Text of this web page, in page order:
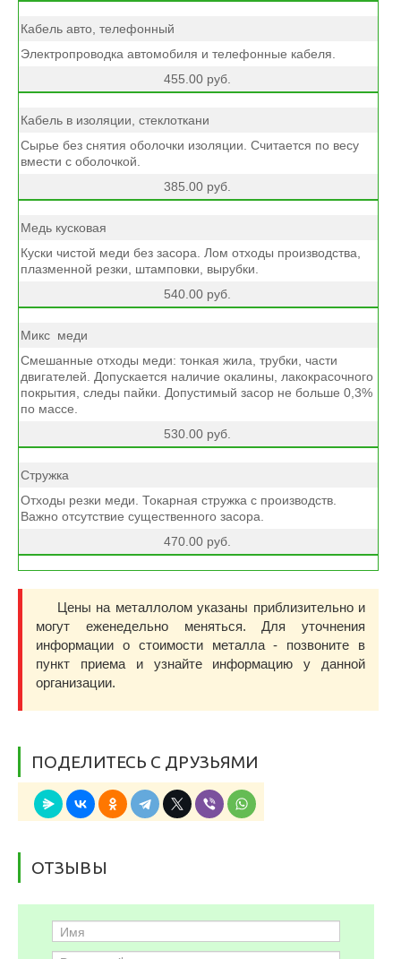
Кабель авто, телефонный
Электропроводка автомобиля и телефонные кабеля.
455.00 руб.
Кабель в изоляции, стеклоткани
Сырье без снятия оболочки изоляции. Считается по весу
вмести с оболочкой.
385.00 руб.
Медь кусковая
Куски чистой меди без засора. Лом отходы производства,
плазменной резки, штамповки, вырубки.
540.00 руб.
Микс меди
Смешанные отходы меди: тонкая жила, трубки, части
двигателей. Допускается наличие окалины, лакокрасочного
покрытия, следы пайки. Допустимый засор не больше 0,3%
по массе.
530.00 руб.
Стружка
Отходы резки меди. Токарная стружка с производств.
Важно отсутствие существенного засора.
470.00 руб.
Цены на металлолом указаны приблизительно и
могут еженедельно меняться. Для уточнения
информации о стоимости металла - позвоните в
пункт приема и узнайте информацию у данной
организации.
ПОДЕЛИТЕСЬ С ДРУЗЬЯМИ
ОТЗЫВЫ